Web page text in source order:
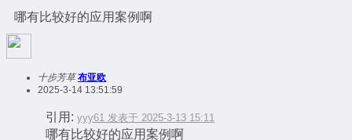
哪有比较好的应用案例啊
十步芳草 布亚欧
2025-3-14 13:51:59
引用: yyy61 发表于 2025-3-13 15:11
哪有比较好的应用案例啊